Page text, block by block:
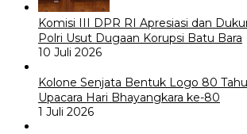
Komisi III DPR RI Apresiasi dan
Polri Usut Dugaan Korupsi Batu Bara
10 Juli 2026
Kolone Senjata Bentuk Logo 80
Upacara Hari Bhayangkara ke-80
1 Juli 2026